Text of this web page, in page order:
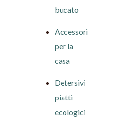
bucato
Accessori
per la
casa
Detersivi
piatti
ecologici